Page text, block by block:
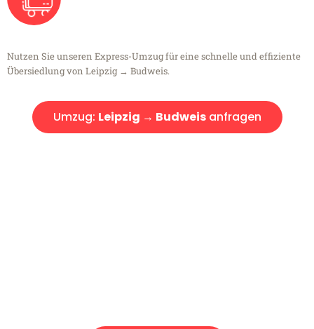
Nutzen Sie unseren Express-Umzug für eine schnelle und effiziente
Übersiedlung von Leipzig → Budweis.
Umzug: Leipzig → Budweisanfragen